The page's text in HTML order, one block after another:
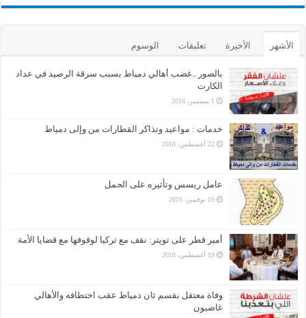
الأشهر الأخيرة تعليقات الوسوم
بالصور ..غضب أهالي دمياط بسبب سرقة الرصيد في عداد
الكارت
1 سبتمبر، 2016
خدمات : مواعيد وتذاكر القطارات من وإلى دمياط
22 أغسطس، 2019
عامل ريسس وتأثيره على الحمل
19 نوفمبر، 2016
أمير قطر على تويتر: نقف مع تركيا لوقوفها مع قضايا الأمة
19 أغسطس، 2018
وفاة معتقل بقسم ثان دمياط عقب اختطافه والأهالي
غاضبون